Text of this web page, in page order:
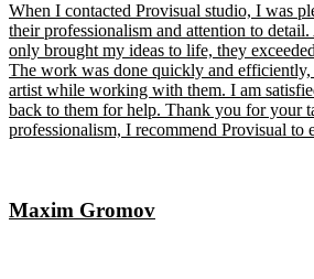
When I contacted Provisual studio, I was
their professionalism and attention to
only brought my ideas to life, they
The work was done quickly and
artist while working with them. I am
back to them for help. Thank you for your
professionalism, I recommend Provisual to
Maxim Gromov